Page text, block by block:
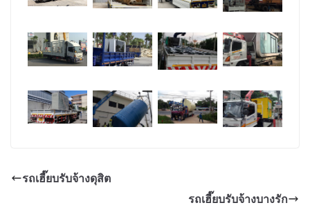
รถเฮี๊ยบรับจ้างดุสิต
รถเฮี๊ยบรับจ้างบางรัก